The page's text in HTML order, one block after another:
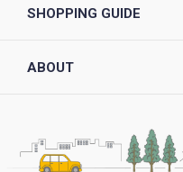
SHOPPING GUIDE
ABOUT